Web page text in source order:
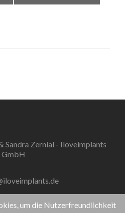
Sandra Zernial - Iloveimplants
GmbH
um die Nutzerfreundlichkeit